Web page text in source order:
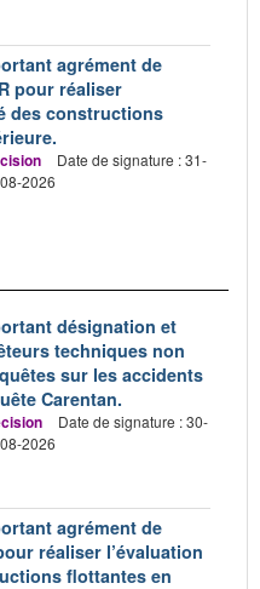
agrément de
pour réaliser
des constructions
Date de signature : 31-
2026
désignation et
techniques non
sur les accidents
Carentan.
Date de signature : 30-
2026
agrément de
réaliser l’évaluation
flottantes en